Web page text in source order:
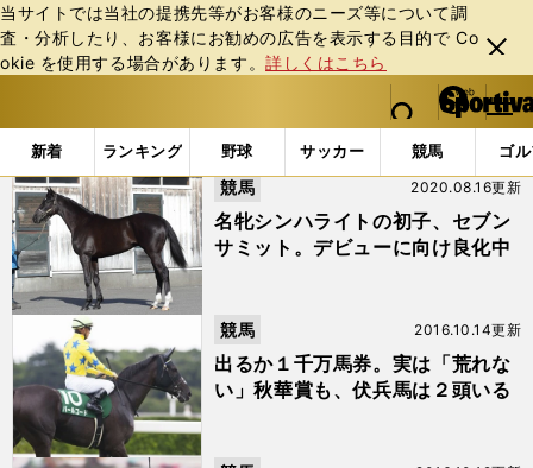
当サイトでは当社の提携先等がお客様のニーズ等について調
査・分析したり、お客様にお勧めの広告を表⽰する⽬的で Co
okie を使⽤する場合があります。詳しくはこちら
閉じ
る
web Sportiva (webスポルティーバ)
検索
マイペ
ー
ジ
メニュ
新着 ランキング 野球 サッカー 競馬 ゴ
b
ス
ポ
ル
テ
ィ
ー
バ
「#シンハライト」の最新ニュース・ 情報
名牝シンハライトの初子、セブン
サミット。デビューに向け良化中
2020.08.16更新
競馬
出るか１千万馬券。実は「荒れな
い」秋華賞も、伏兵馬は２頭いる
2016.10.14更新
競馬